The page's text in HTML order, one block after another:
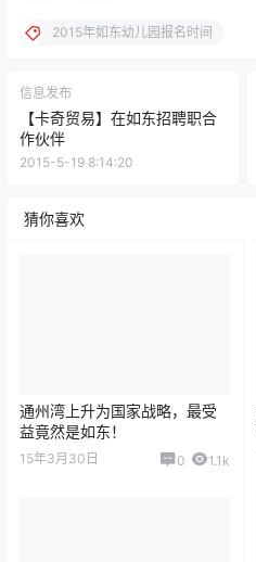
2015年如东幼儿园报名时间
信息发布
【卡奇贸易】在如东招聘职合
作伙伴
2015-5-19 8:14:20
猜你喜欢
通州湾上升为国家战略，最受
益竟然是如东！
15年3月30日 0 1.1k